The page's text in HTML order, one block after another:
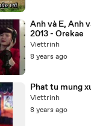
Anh và E, Anh
2013 - Orekae
Viettrinh
8 years ago
Phat tu mung
Viettrinh
8 years ago